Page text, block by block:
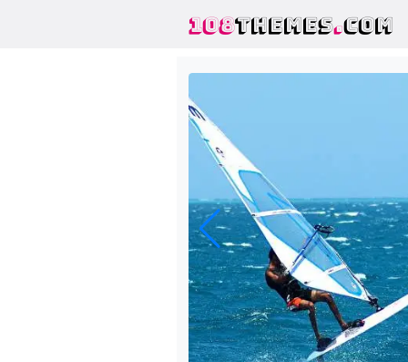
108THEMES.COM